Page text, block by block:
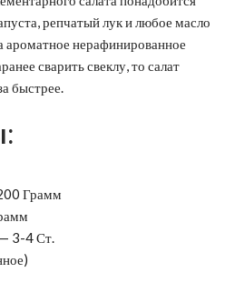
репчатый лук и любое масло
ароматное нерафинированное
сварить свеклу, то салат
быстрее.
Грамм
3-4 Ст.